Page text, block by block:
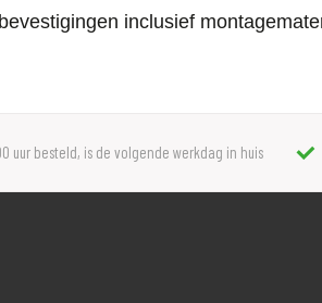
inclusief
uur besteld, is de volgende werkdag in huis